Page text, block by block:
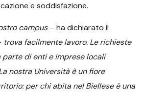
e soddisfazione.
campus– ha dichiarato il
trova facilmente lavoro. Le richieste
parte di enti e imprese locali
nostra Università è un fiore
per chi abita nel Biellese è una